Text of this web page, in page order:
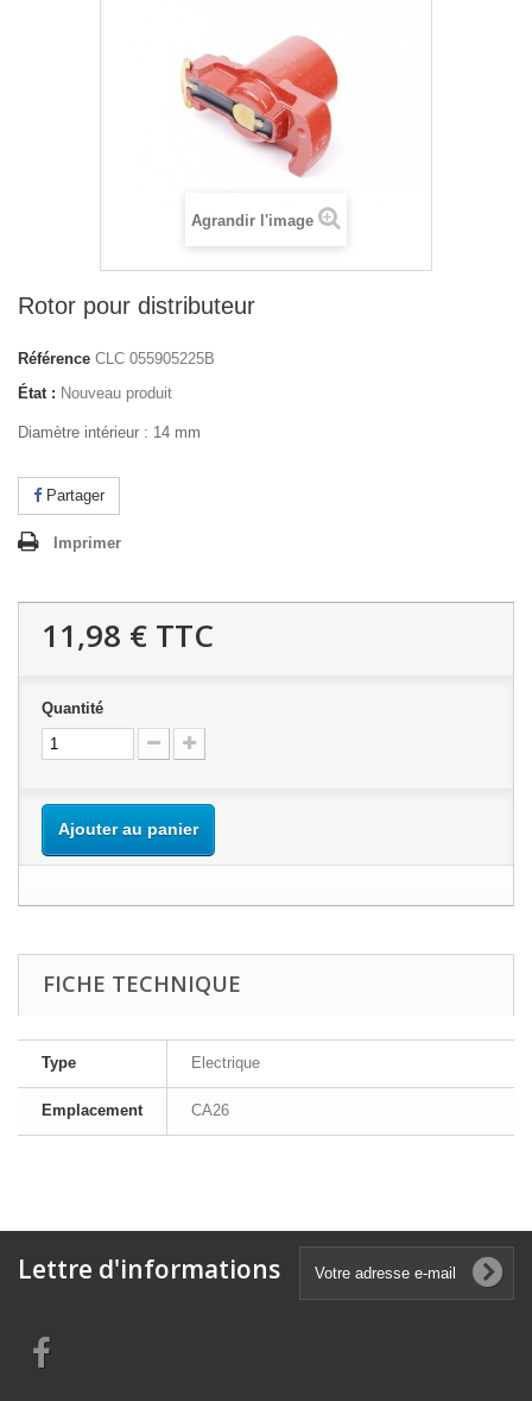
Agrandir l'image
Rotor pour distributeur
Référence CLC 055905225B
État : Nouveau produit
Diamètre intérieur : 14 mm
Partager
Imprimer
11,98 € TTC
Quantité
Ajouter au panier
FICHE TECHNIQUE
Type Electrique
Emplacement CA26
Lettre d'informations